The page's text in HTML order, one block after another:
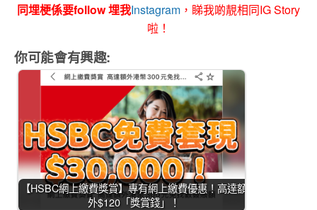
同埋梗係要follow 埋我Instagram ，睇我啲靚相同IG Story
啦！
你可能會有興趣:
【HSBC網上繳費獎賞】專有網上繳費優惠！高達額
外$120「獎賞錢」！